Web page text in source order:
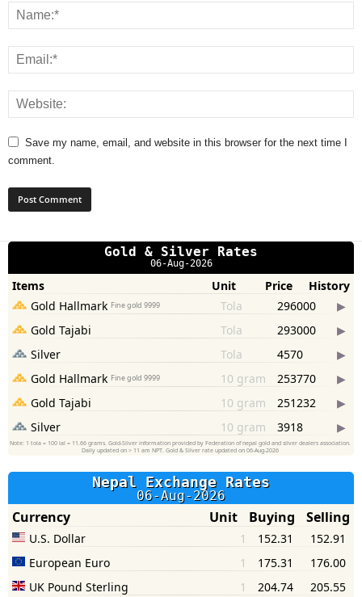
Save my name, email, and website in this browser for the next time I
comment.